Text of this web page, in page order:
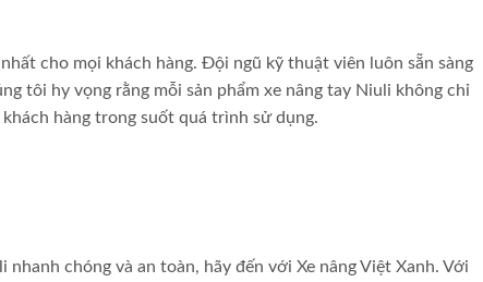
cho mọi khách hàng. Đội ngũ kỹ thuật viên luôn sẵn sàng
tôi hy vọng rằng mỗi sản phẩm xe nâng tay Niuli không chỉ
hàng trong suốt quá trình sử dụng.
chóng và an toàn, hãy đến với Xe nâng Việt Xanh. Với